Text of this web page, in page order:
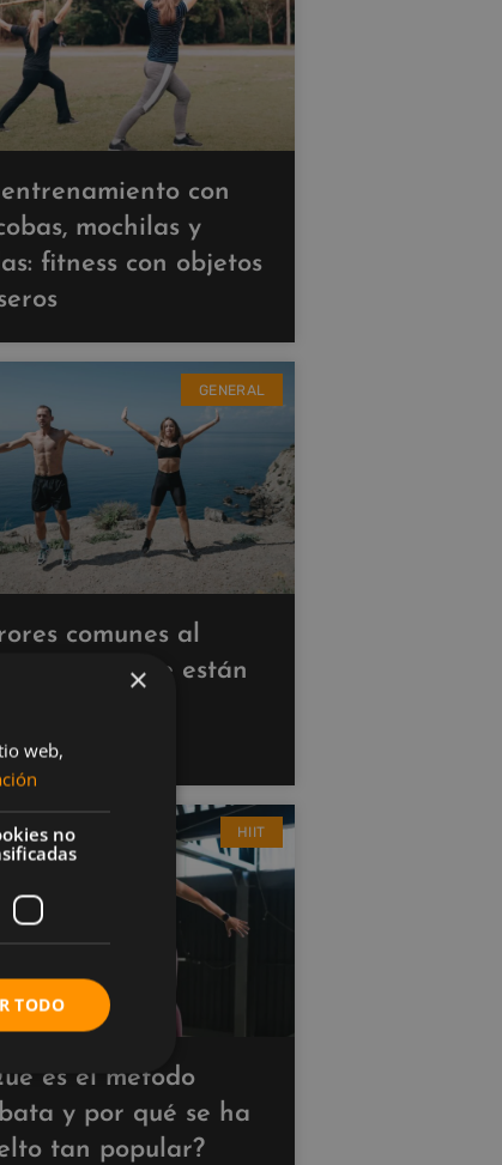
con
mochilas y
fitness con objetos
GENERAL
comunes al
cardio que están
HIIT
es el método
y por qué se ha
tan popular?
×
web,
no
TODO